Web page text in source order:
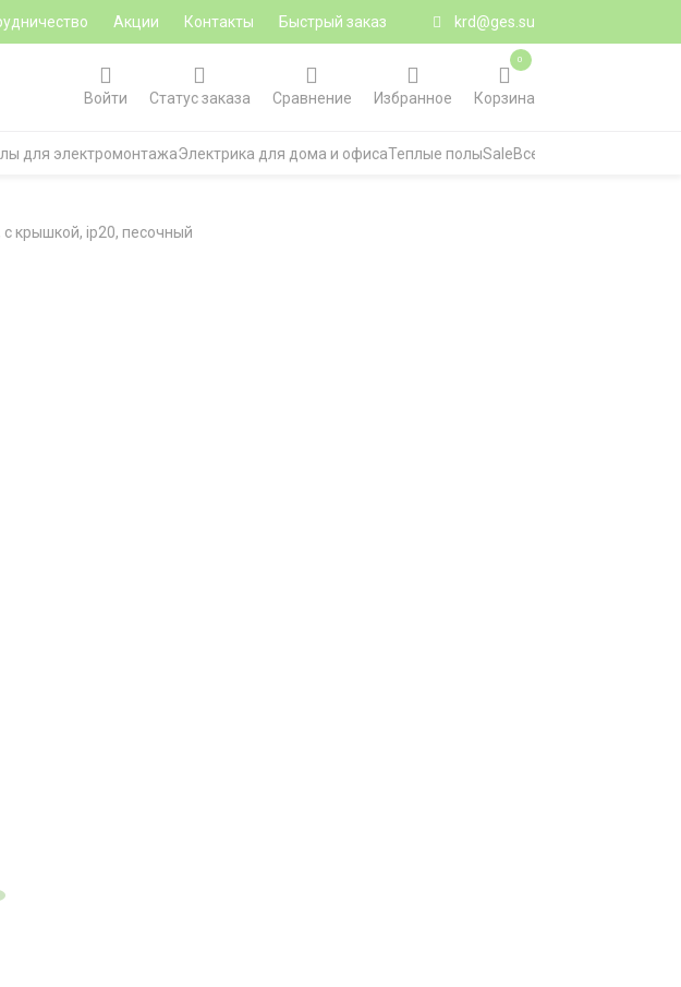
Акции Контакты Быстрый заказ krd@ges.su
Войти
Статус заказа Сравнение Избранное Корзина
0
для электромонтажаЭлектрика для дома и офисаТеплые полыSaleВсе категории
крышкой, ip20, песочный